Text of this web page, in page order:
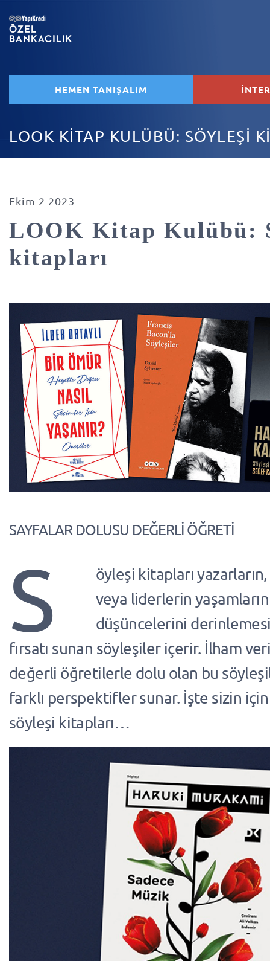
HEMEN TANIŞALIM
LOOK KİTAP KULÜBÜ: SÖYLEŞİ
Ekim 2 2023
LOOK Kitap Kulübü:
kitapları
SAYFALAR DOLUSU DEĞERLİ ÖĞRETİ
S
öyleşi kitapları yazarların,
veya liderlerin
düşüncelerini
fırsatı sunan söyleşiler içerir. İlham
değerli öğretilerle dolu olan bu
farklı perspektifler sunar. İşte sizin
söyleşi kitapları…